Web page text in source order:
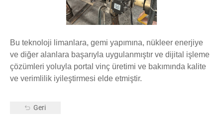
Bu teknoloji limanlara, gemi yapımına, nükleer enerjiye
ve diğer alanlara başarıyla uygulanmıştır ve dijital işleme
çözümleri yoluyla portal vinç üretimi ve bakımında kalite
ve verimlilik iyileştirmesi elde etmiştir.
Geri